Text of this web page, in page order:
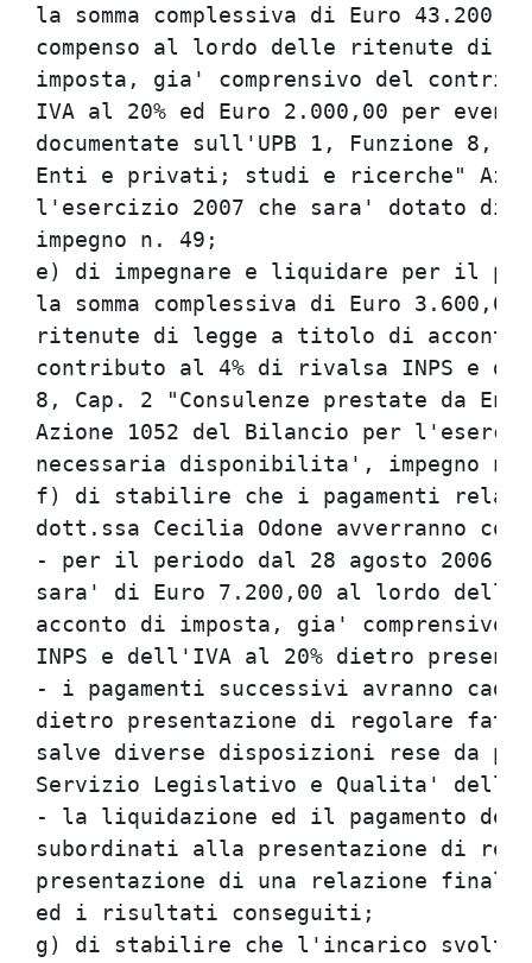
la somma complessiva di Euro
compenso al lordo delle ritenute di
imposta, gia' comprensivo del
IVA al 20% ed Euro 2.000,00 per
documentate sull'UPB 1, Funzione 8,
Enti e privati; studi e ricerche"
l'esercizio 2007 che sara' dotato di
impegno n. 49;
e) di impegnare e liquidare per il
la somma complessiva di Euro
ritenute di legge a titolo di acconto
contributo al 4% di rivalsa INPS e di
8, Cap. 2 "Consulenze prestate da
Azione 1052 del Bilancio per
necessaria disponibilita', impegno n.
f) di stabilire che i pagamenti
dott.ssa Cecilia Odone avverranno
- per il periodo dal 28 agosto 2006 al
sara' di Euro 7.200,00 al lordo
acconto di imposta, gia'
INPS e dell'IVA al 20% dietro
- i pagamenti successivi avranno
dietro presentazione di regolare
salve diverse disposizioni rese da
Servizio Legislativo e Qualita' della
- la liquidazione ed il pagamento
subordinati alla presentazione di
presentazione di una relazione
ed i risultati conseguiti;
g) di stabilire che l'incarico svolto